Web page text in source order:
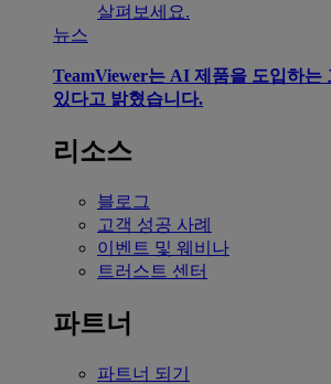
살펴보세요.
뉴스
TeamViewer는 AI 제품을 도입하는
있다고 밝혔습니다.
리소스
블로그
고객 성공 사례
이벤트 및 웨비나
트러스트 센터
파트너
파트너 되기